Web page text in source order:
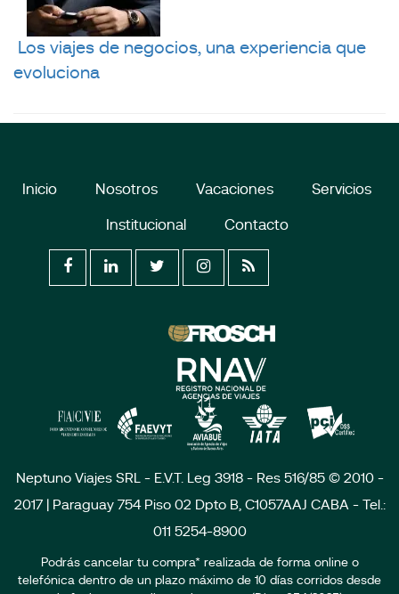
Los viajes de negocios, una experiencia que
evoluciona
Inicio Nosotros Vacaciones Servicios
Institucional Contacto
Neptuno Viajes SRL - E.V.T. Leg 3918 - Res 516/85 © 2010 -
2017 | Paraguay 754 Piso 02 Dpto B, C1057AAJ CABA - Tel.:
011 5254-8900
Podrás cancelar tu compra* realizada de forma online o
telefónica dentro de un plazo máximo de 10 días corridos desde